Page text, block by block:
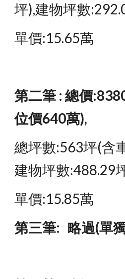
坪),建物坪數
單價:15.65萬
第二筆 : 總價
位價640萬),
總坪數:563坪(含
建物坪數:488.29
單價:15.85萬
第三筆:   略過(單